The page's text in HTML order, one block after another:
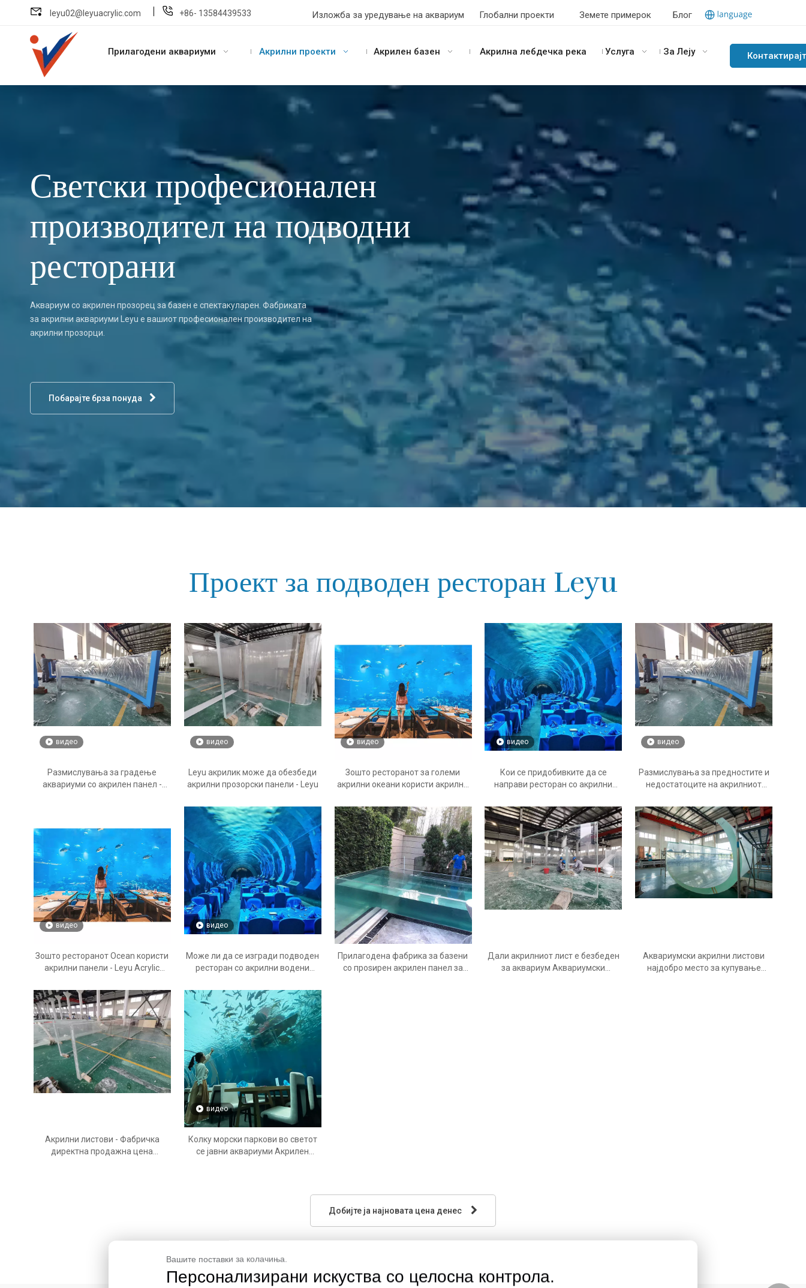
leyu02@leyuacrylic.com +86- 13584439533 Изложба за уредување на аквариум Глобални проекти Земете примерок Блог
Прилагодени аквариуми Акрилни проекти Акрилен базен Акрилна лебдечка река Услуга За Леју
Светски професионален
производител на подводни
ресторани
Аквариум со акрилен прозорец за базен е спектакуларен. Фабриката
за акрилни аквариуми Leyu е вашиот професионален производител на
акрилни прозорци.
Побарајте брза понуда
Проект за подводен ресторан Leyu
видео
Размислувања за градење
аквариуми со акрилен панел -
видео
Leyu акрилик може да обезбеди
акрилни прозорски панели - Leyu
видео
Зошто ресторанот за големи
акрилни океани користи акрилни
акрилни листови Leyu
видео
Кои се придобивките да се
направи ресторан со акрилни
акрилен панел - се продаваат
акрилни базени Leyu
видео
Размислувања за предностите и
недостатоците на акрилниот
видео
Зошто ресторанот Ocean користи
акрилни панели - Leyu Acrylic
видео
Може ли да се изгради подводен
ресторан со акрилни водени
акрилни базени Leyu
Прилагодена фабрика за базени
со проѕирен акрилен панел за
Дали акрилниот лист е безбеден
за аквариум Аквариумски
Аквариумски акрилни листови
најдобро место за купување
Акрилни листови - Фабричка
директна продажна цена
видео
Колку морски паркови во светот
се јавни аквариуми Акрилен
Добијте ја најновата цена денес
Вашите поставки за колачиња.
Персонализирани искуства со целосна контрола.